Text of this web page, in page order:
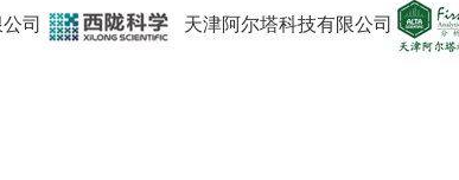
司 天津阿尔塔科技有限公司